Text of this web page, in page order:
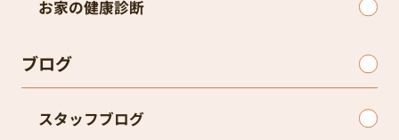
お家の健康診断
ブログ
スタッフブログ